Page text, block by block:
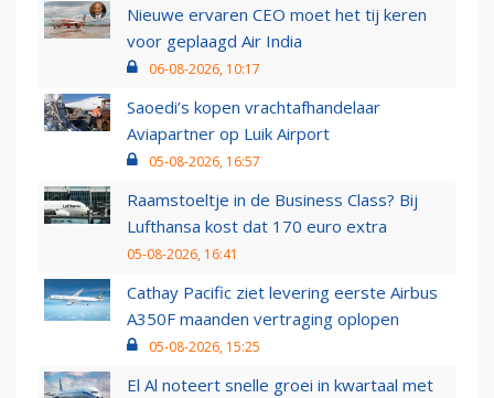
Nieuwe ervaren CEO moet het tij keren
voor geplaagd Air India
06-08-2026, 10:17
Saoedi’s kopen vrachtafhandelaar
Aviapartner op Luik Airport
05-08-2026, 16:57
Raamstoeltje in de Business Class? Bij
Lufthansa kost dat 170 euro extra
05-08-2026, 16:41
Cathay Pacific ziet levering eerste Airbus
A350F maanden vertraging oplopen
05-08-2026, 15:25
El Al noteert snelle groei in kwartaal met